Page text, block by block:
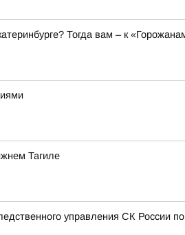
Тогда вам – к
Тагиле
управления СК России